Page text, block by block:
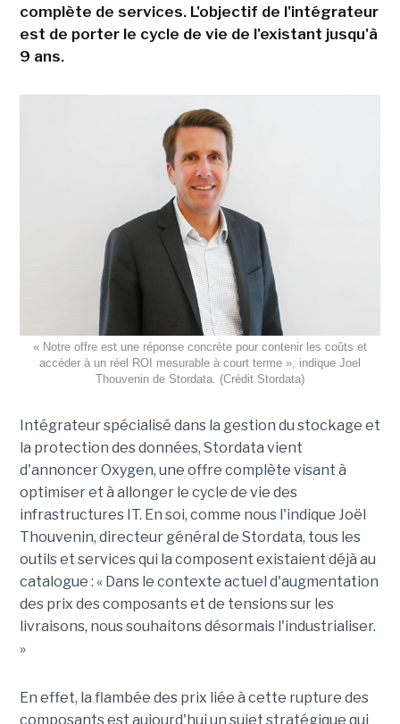
complète de services. L'objectif de l'intégrateur
est de porter le cycle de vie de l'existant jusqu'à
9 ans.
« Notre offre est une réponse concrète pour contenir les coûts et
accéder à un réel ROI mesurable à court terme », indique Joel
Thouvenin de Stordata. (Crédit Stordata)
Intégrateur spécialisé dans la gestion du stockage et
la protection des données, Stordata vient
d'annoncer Oxygen, une offre complète visant à
optimiser et à allonger le cycle de vie des
infrastructures IT. En soi, comme nous l'indique Joël
Thouvenin, directeur général de Stordata, tous les
outils et services qui la composent existaient déjà au
catalogue : « Dans le contexte actuel d'augmentation
des prix des composants et de tensions sur les
livraisons, nous souhaitons désormais l'industrialiser.
»
En effet, la flambée des prix liée à cette rupture des
composants est aujourd'hui un sujet stratégique qui